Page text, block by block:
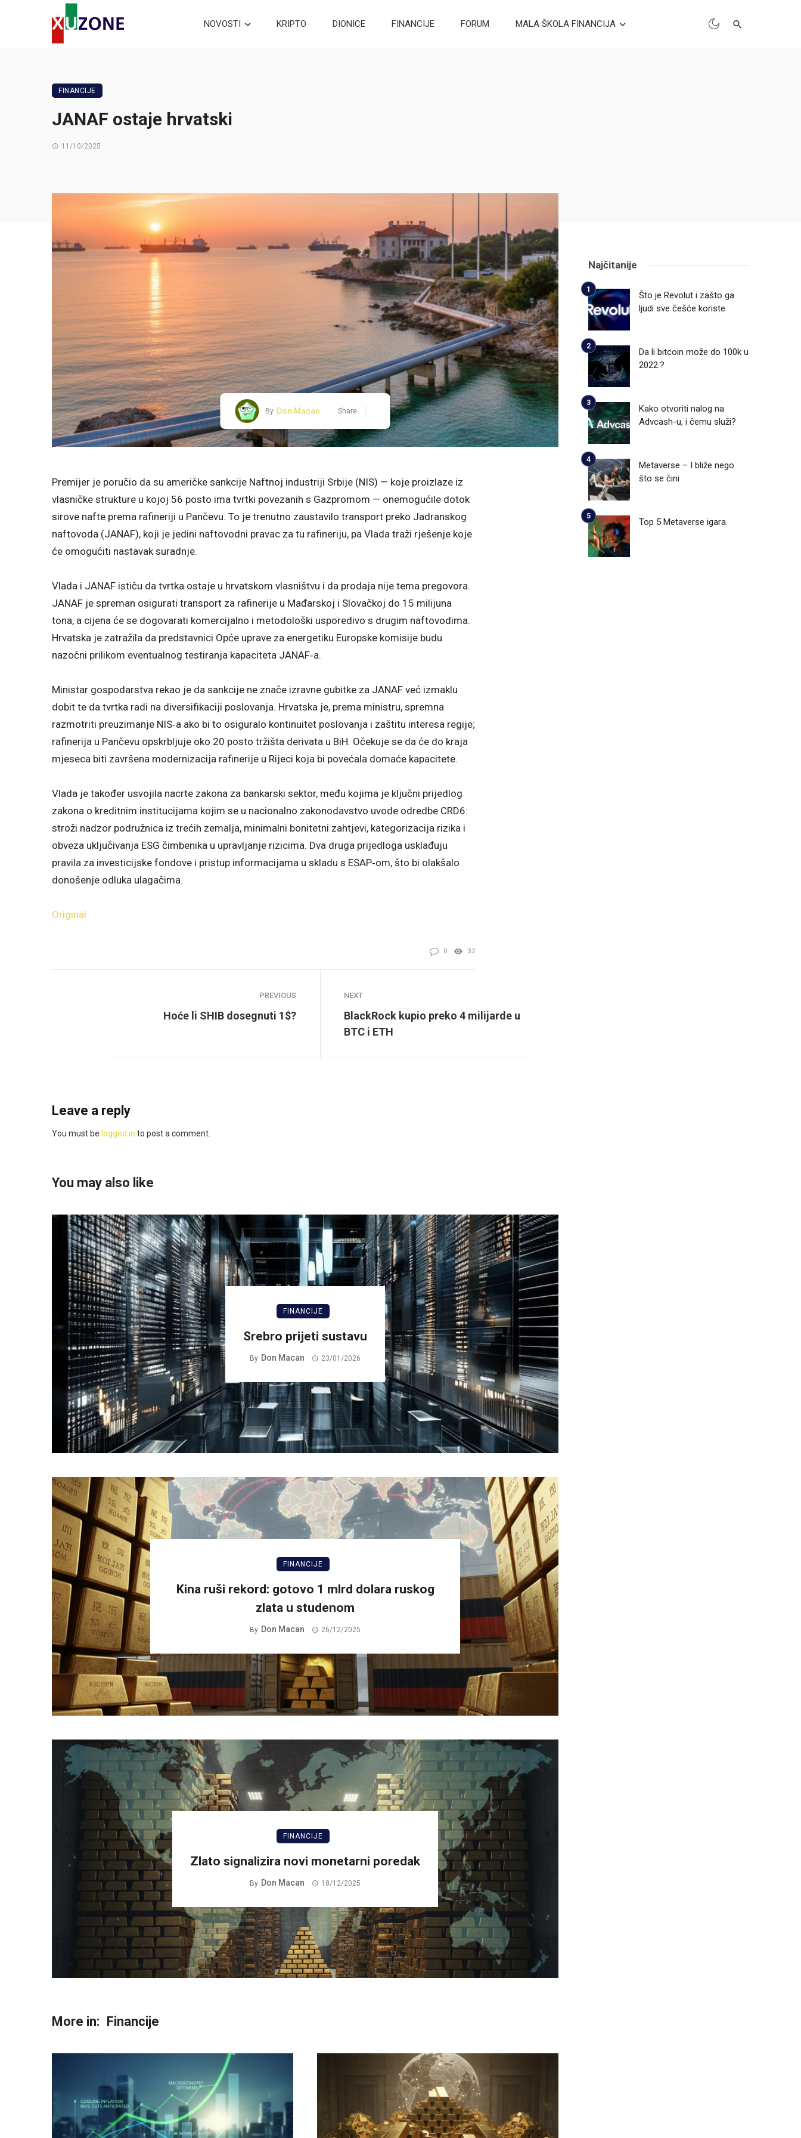
NOVOSTI KRIPTO DIONICE FINANCIJE FORUM MALA ŠKOLA FINANCIJA
FINANCIJE
JANAF ostaje hrvatski
11/10/2025
By Don Macan Share
Premijer je poručio da su američke sankcije Naftnoj industriji Srbije (NIS) — koje proizlaze iz
vlasničke strukture u kojoj 56 posto ima tvrtki povezanih s Gazpromom — onemogućile dotok
sirove nafte prema rafineriji u Pančevu. To je trenutno zaustavilo transport preko Jadranskog
naftovoda (JANAF), koji je jedini naftovodni pravac za tu rafineriju, pa Vlada traži rješenje koje
će omogućiti nastavak suradnje.
Vlada i JANAF ističu da tvrtka ostaje u hrvatskom vlasništvu i da prodaja nije tema pregovora.
JANAF je spreman osigurati transport za rafinerije u Mađarskoj i Slovačkoj do 15 milijuna
tona, a cijena će se dogovarati komercijalno i metodološki usporedivo s drugim naftovodima.
Hrvatska je zatražila da predstavnici Opće uprave za energetiku Europske komisije budu
nazočni prilikom eventualnog testiranja kapaciteta JANAF‑a.
Ministar gospodarstva rekao je da sankcije ne znače izravne gubitke za JANAF već izmaklu
dobit te da tvrtka radi na diversifikaciji poslovanja. Hrvatska je, prema ministru, spremna
razmotriti preuzimanje NIS‑a ako bi to osiguralo kontinuitet poslovanja i zaštitu interesa regije;
rafinerija u Pančevu opskrbljuje oko 20 posto tržišta derivata u BiH. Očekuje se da će do kraja
mjeseca biti završena modernizacija rafinerije u Rijeci koja bi povećala domaće kapacitete.
Vlada je također usvojila nacrte zakona za bankarski sektor, među kojima je ključni prijedlog
zakona o kreditnim institucijama kojim se u nacionalno zakonodavstvo uvode odredbe CRD6:
stroži nadzor podružnica iz trećih zemalja, minimalni bonitetni zahtjevi, kategorizacija rizika i
obveza uključivanja ESG čimbenika u upravljanje rizicima. Dva druga prijedloga usklađuju
pravila za investicijske fondove i pristup informacijama u skladu s ESAP‑om, što bi olakšalo
donošenje odluka ulagačima.
Original
0 32
PREVIOUS
Hoće li SHIB dosegnuti 1$?
NEXT
BlackRock kupio preko 4 milijarde u
BTC i ETH
Leave a reply
You must be logged in to post a comment.
You may also like
FINANCIJE
Srebro prijeti sustavu
By Don Macan 23/01/2026
FINANCIJE
Kina ruši rekord: gotovo 1 mlrd dolara ruskog
zlata u studenom
By Don Macan 26/12/2025
FINANCIJE
Zlato signalizira novi monetarni poredak
By Don Macan 18/12/2025
More in: Financije
Najčitanije
Što je Revolut i zašto ga
ljudi sve češće koriste
Da li bitcoin može do 100k u
2022.?
Kako otvoriti nalog na
Advcash-u, i čemu služi?
Metaverse – I bliže nego
što se čini
Top 5 Metaverse igara.